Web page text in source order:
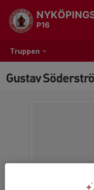
Truppen
P16
Gustav